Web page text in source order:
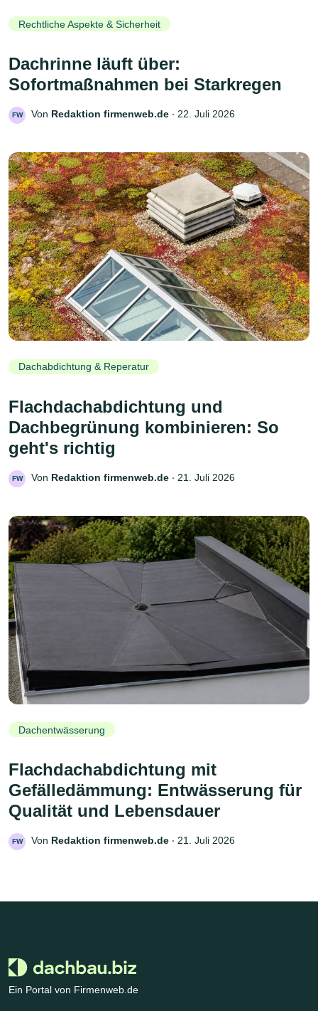
Rechtliche Aspekte & Sicherheit
Dachrinne läuft über:
Sofortmaßnahmen bei Starkregen
FW Von Redaktion firmenweb.de ‧ 22. Juli 2026
Dachabdichtung & Reperatur
Flachdachabdichtung und
Dachbegrünung kombinieren: So
geht's richtig
FW Von Redaktion firmenweb.de ‧ 21. Juli 2026
Dachentwässerung
Flachdachabdichtung mit
Gefälledämmung: Entwässerung für
Qualität und Lebensdauer
FW Von Redaktion firmenweb.de ‧ 21. Juli 2026
Ein Portal von Firmenweb.de